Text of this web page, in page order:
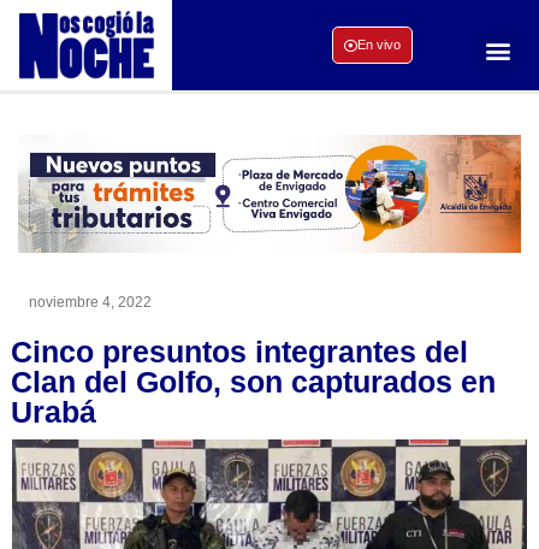
En vivo
noviembre 4, 2022
Cinco presuntos integrantes del
Clan del Golfo, son capturados en
Urabá